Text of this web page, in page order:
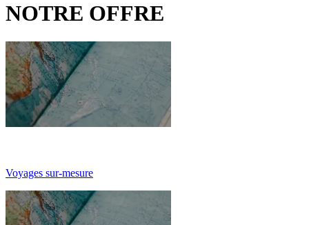
NOTRE OFFRE
Voyages sur-mesure